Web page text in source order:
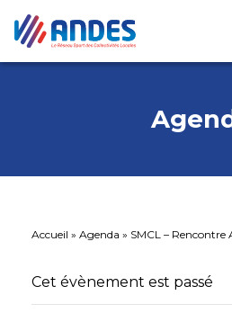
Accueil » Agenda » SMCL – Rencontre
Cet évènement est passé